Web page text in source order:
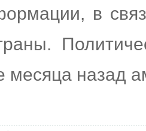
в
месяца назад